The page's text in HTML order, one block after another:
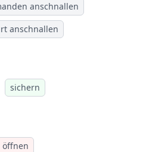
anschnallen
anschnallen
sichern
öffnen